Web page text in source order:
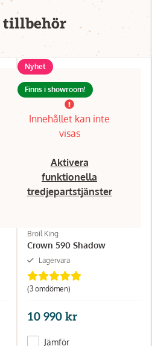
Innehållet kan inte
visas
Aktivera
funktionella
tredjepartstjänster
Broil King
Crown 590 Shadow
Lagervara
(3 omdömen)
Nyhet
Finns i showroom!
10 990 kr
Jämför